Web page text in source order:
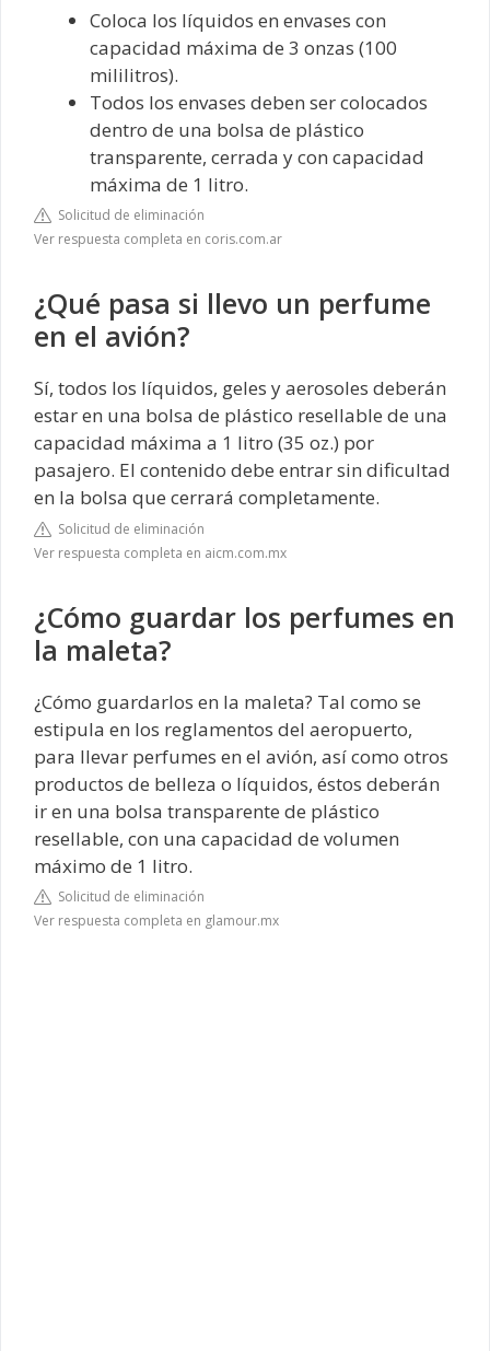
Coloca los líquidos en envases con
capacidad máxima de 3 onzas (100
mililitros).
Todos los envases deben ser colocados
dentro de una bolsa de plástico
transparente, cerrada y con capacidad
máxima de 1 litro.
Solicitud de eliminación
Ver respuesta completa en coris.com.ar
¿Qué pasa si llevo un perfume
en el avión?
Sí, todos los líquidos, geles y aerosoles deberán
estar en una bolsa de plástico resellable de una
capacidad máxima a 1 litro (35 oz.) por
pasajero. El contenido debe entrar sin dificultad
en la bolsa que cerrará completamente.
Solicitud de eliminación
Ver respuesta completa en aicm.com.mx
¿Cómo guardar los perfumes en
la maleta?
¿Cómo guardarlos en la maleta? Tal como se
estipula en los reglamentos del aeropuerto,
para llevar perfumes en el avión, así como otros
productos de belleza o líquidos, éstos deberán
ir en una bolsa transparente de plástico
resellable, con una capacidad de volumen
máximo de 1 litro.
Solicitud de eliminación
Ver respuesta completa en glamour.mx